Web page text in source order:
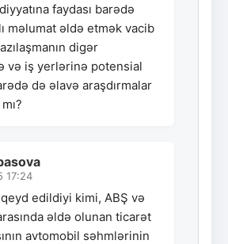
faydası barədə
məlumat əldə etmək vacib
digər
və iş yerlərinə potensial
də əlavə araşdırmalar
17:24
edildiyi kimi, ABŞ və
əldə olunan ticarət
avtomobil səhmlərinin